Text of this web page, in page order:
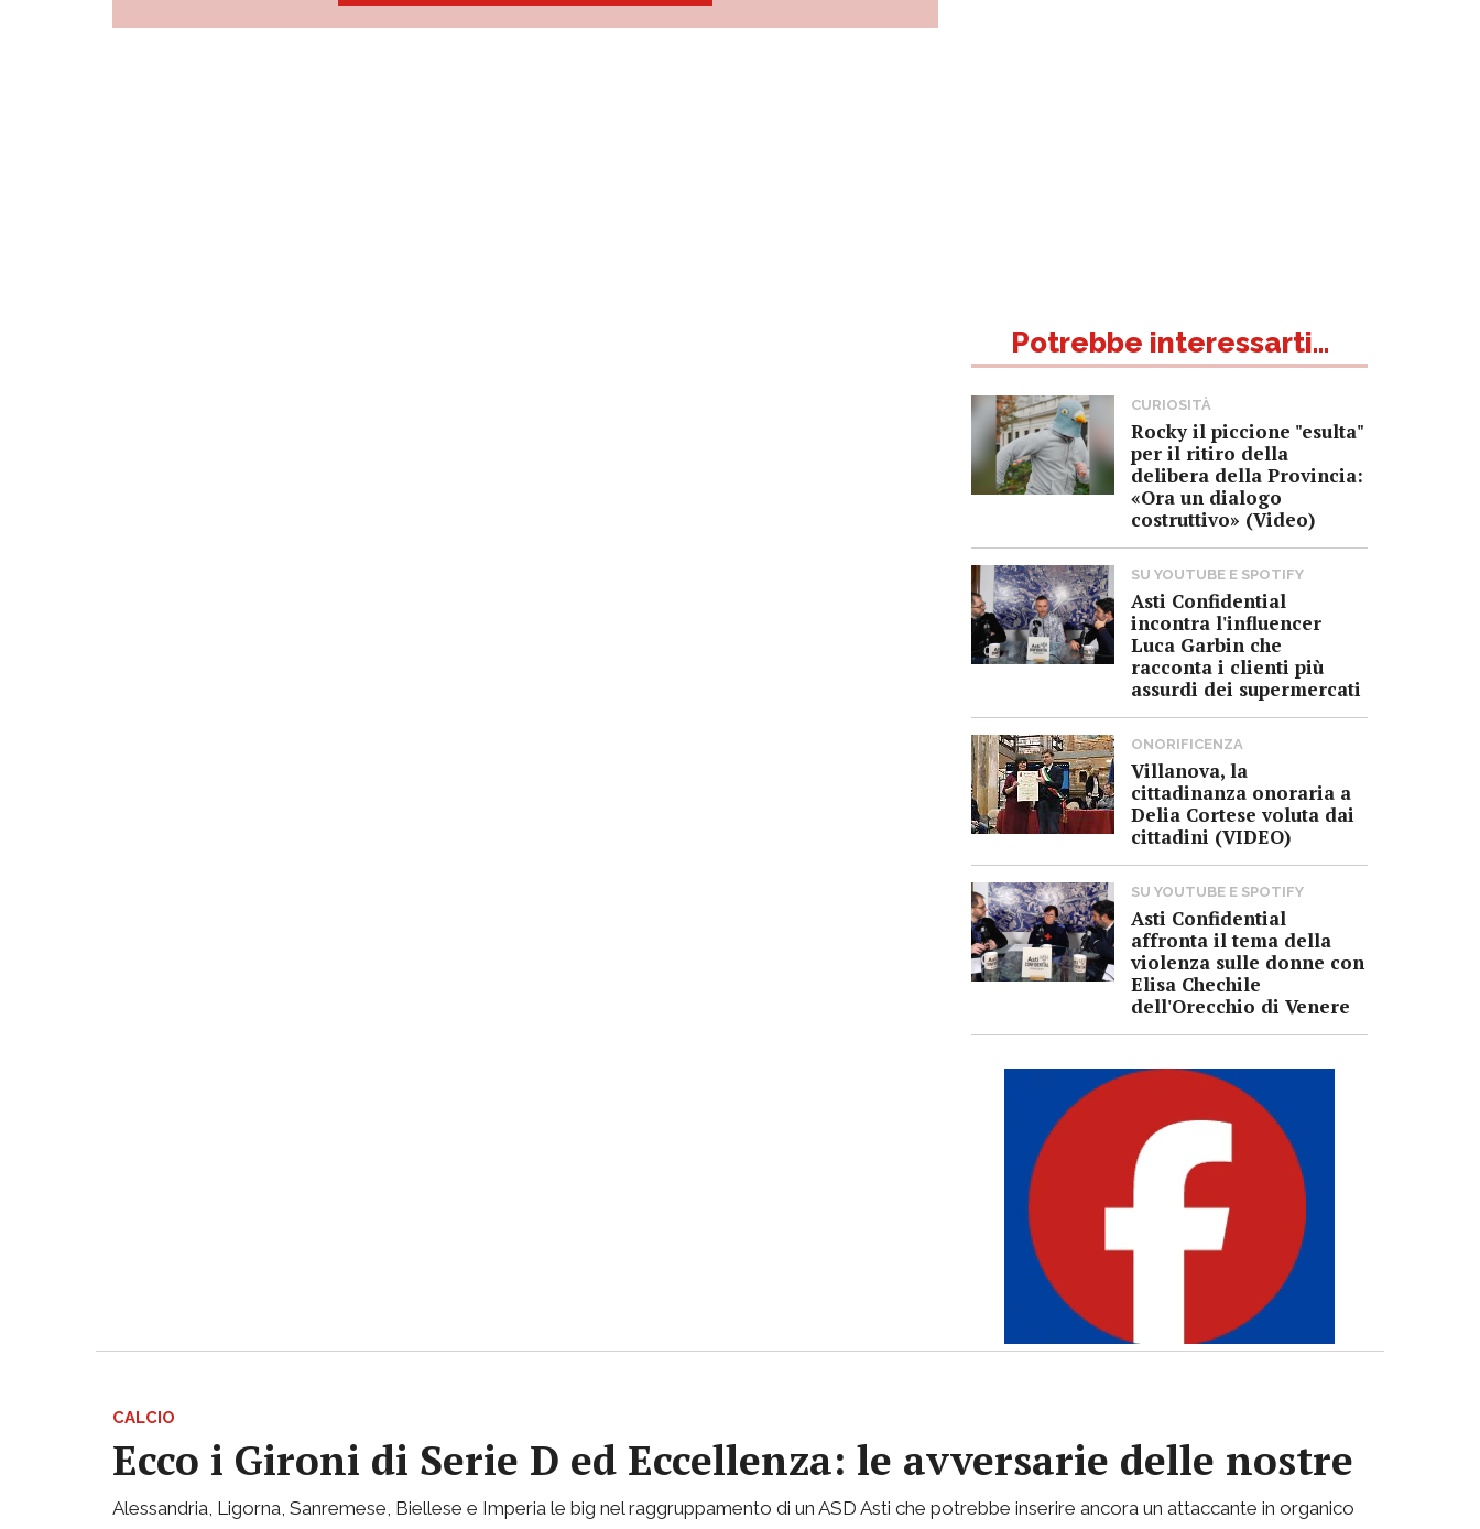
Potrebbe interessarti...
CURIOSITÀ
Rocky il piccione "esulta"
per il ritiro della
delibera della Provincia:
«Ora un dialogo
costruttivo» (Video)
SU YOUTUBE E SPOTIFY
Asti Confidential
incontra l'influencer
Luca Garbin che
racconta i clienti più
assurdi dei supermercati
ONORIFICENZA
Villanova, la
cittadinanza onoraria a
Delia Cortese voluta dai
cittadini (VIDEO)
SU YOUTUBE E SPOTIFY
Asti Confidential
affronta il tema della
violenza sulle donne con
Elisa Chechile
dell'Orecchio di Venere
CALCIO
Ecco i Gironi di Serie D ed Eccellenza: le avversarie delle nostre
Alessandria, Ligorna, Sanremese, Biellese e Imperia le big nel raggruppamento di un ASD Asti che potrebbe inserire ancora un attaccante in organico